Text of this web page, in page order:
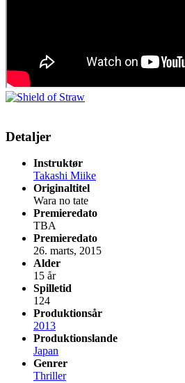
Detaljer
Instruktør
Takashi Miike
Originaltitel
Wara no tate
Premieredato
TBA
Premieredato
26. marts, 2015
Alder
15 år
Spilletid
124
Produktionsår
2013
Produktionslande
Japan
Genrer
Thriller